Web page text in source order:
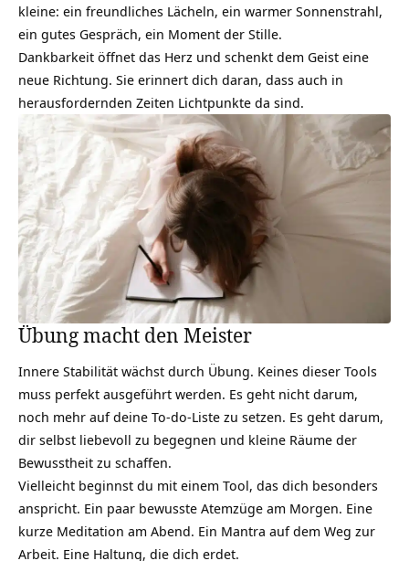
kleine: ein freundliches Lächeln, ein warmer Sonnenstrahl,
ein gutes Gespräch, ein Moment der Stille.
Dankbarkeit öffnet das Herz und schenkt dem Geist eine
neue Richtung. Sie erinnert dich daran, dass auch in
herausfordernden Zeiten Lichtpunkte da sind.
Übung macht den Meister
Innere Stabilität wächst durch Übung. Keines dieser Tools
muss perfekt ausgeführt werden. Es geht nicht darum,
noch mehr auf deine To-do-Liste zu setzen. Es geht darum,
dir selbst liebevoll zu begegnen und kleine Räume der
Bewusstheit zu schaffen.
Vielleicht beginnst du mit einem Tool, das dich besonders
anspricht. Ein paar bewusste Atemzüge am Morgen. Eine
kurze Meditation am Abend. Ein Mantra auf dem Weg zur
Arbeit. Eine Haltung, die dich erdet.